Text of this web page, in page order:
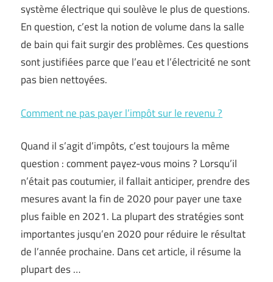
système électrique qui soulève le plus de questions.
En question, c’est la notion de volume dans la salle
de bain qui fait surgir des problèmes. Ces questions
sont justifiées parce que l’eau et l’électricité ne sont
pas bien nettoyées.
Comment ne pas payer l’impôt sur le revenu ?
Quand il s’agit d’impôts, c’est toujours la même
question : comment payez-vous moins ? Lorsqu’il
n’était pas coutumier, il fallait anticiper, prendre des
mesures avant la fin de 2020 pour payer une taxe
plus faible en 2021. La plupart des stratégies sont
importantes jusqu’en 2020 pour réduire le résultat
de l’année prochaine. Dans cet article, il résume la
plupart des …